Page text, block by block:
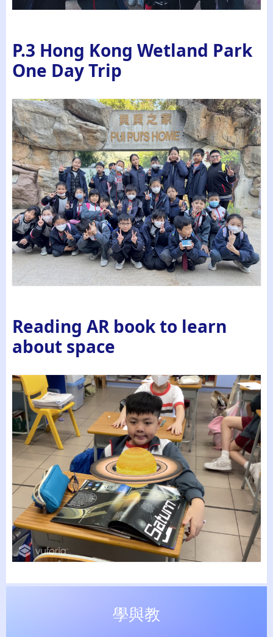
P.3 Hong Kong Wetland Park
One Day Trip
Reading AR book to learn
about space
學與教